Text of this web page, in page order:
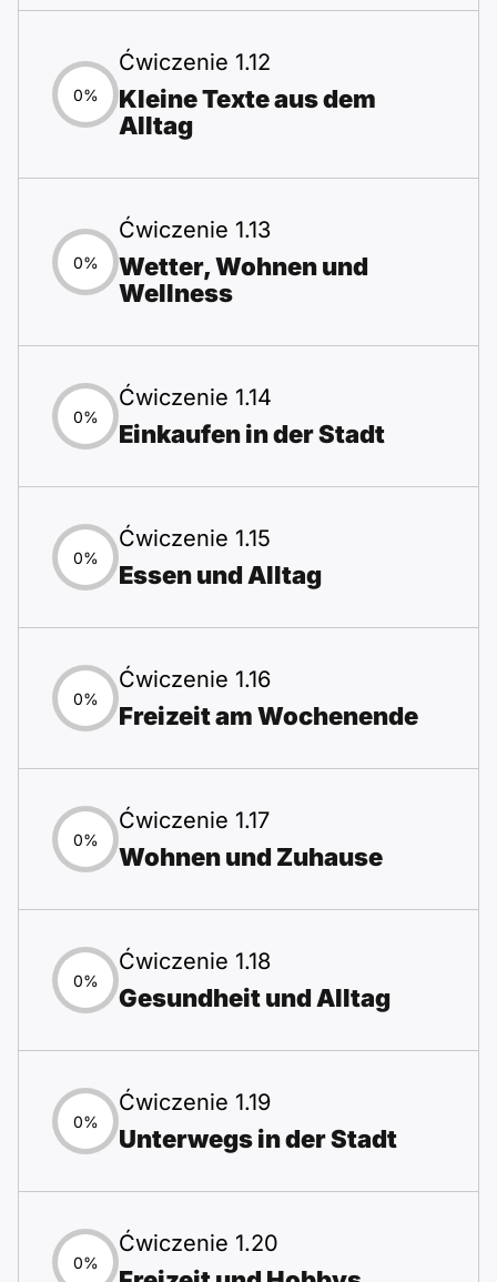
0%
Ćwiczenie 1.12
Kleine Texte aus dem
Alltag
0%
Ćwiczenie 1.13
Wetter, Wohnen und
Wellness
0%
Ćwiczenie 1.14
Einkaufen in der Stadt
0%
Ćwiczenie 1.15
Essen und Alltag
0%
Ćwiczenie 1.16
Freizeit am Wochenende
0%
Ćwiczenie 1.17
Wohnen und Zuhause
0%
Ćwiczenie 1.18
Gesundheit und Alltag
0%
Ćwiczenie 1.19
Unterwegs in der Stadt
0%
Ćwiczenie 1.20